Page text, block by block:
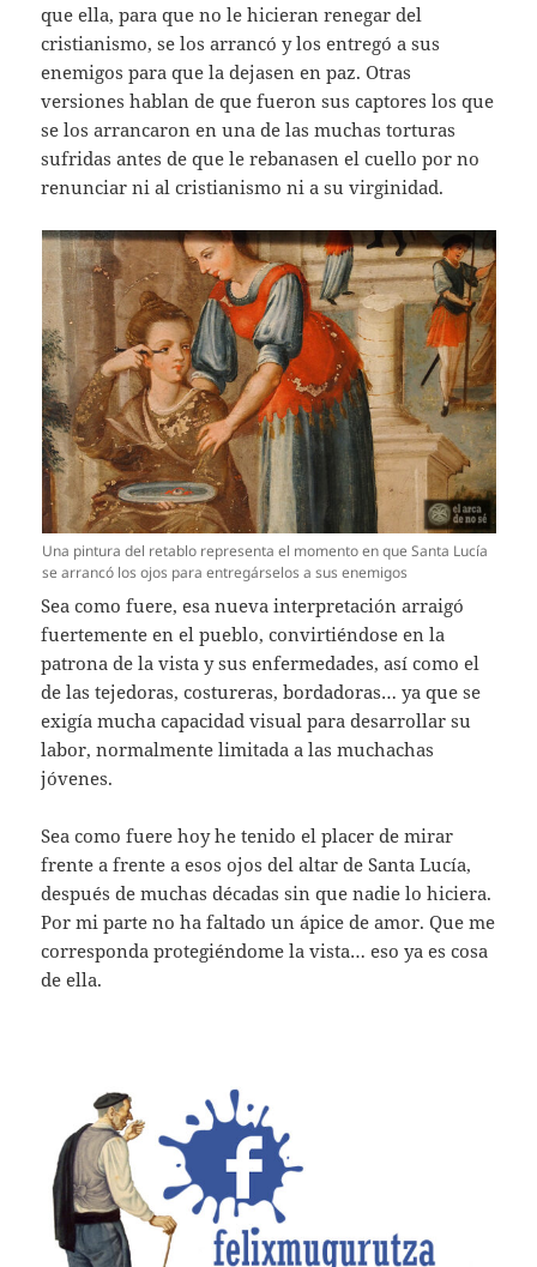
que ella, para que no le hicieran renegar del
cristianismo, se los arrancó y los entregó a sus
enemigos para que la dejasen en paz. Otras
versiones hablan de que fueron sus captores los que
se los arrancaron en una de las muchas torturas
sufridas antes de que le rebanasen el cuello por no
renunciar ni al cristianismo ni a su virginidad.
Una pintura del retablo representa el momento en que Santa Lucía
se arrancó los ojos para entregárselos a sus enemigos
Sea como fuere, esa nueva interpretación arraigó
fuertemente en el pueblo, convirtiéndose en la
patrona de la vista y sus enfermedades, así como el
de las tejedoras, costureras, bordadoras… ya que se
exigía mucha capacidad visual para desarrollar su
labor, normalmente limitada a las muchachas
jóvenes.
Sea como fuere hoy he tenido el placer de mirar
frente a frente a esos ojos del altar de Santa Lucía,
después de muchas décadas sin que nadie lo hiciera.
Por mi parte no ha faltado un ápice de amor. Que me
corresponda protegiéndome la vista… eso ya es cosa
de ella.